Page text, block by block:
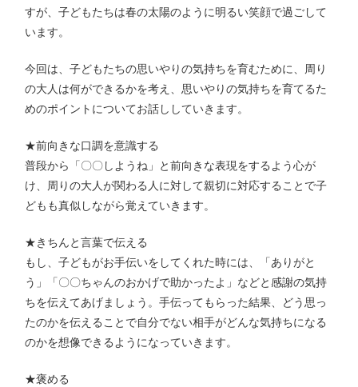
すが、子どもたちは春の太陽のように明るい笑顔で過ごして
います。
今回は、子どもたちの思いやりの気持ちを育むために、周り
の大人は何ができるかを考え、思いやりの気持ちを育てるた
めのポイントについてお話ししていきます。
★前向きな口調を意識する
普段から「〇〇しようね」と前向きな表現をするよう心が
け、周りの大人が関わる人に対して親切に対応することで子
どもも真似しながら覚えていきます。
★きちんと言葉で伝える
もし、子どもがお手伝いをしてくれた時には、「ありがと
う」「〇〇ちゃんのおかげで助かったよ」などと感謝の気持
ちを伝えてあげましょう。手伝ってもらった結果、どう思っ
たのかを伝えることで自分でない相手がどんな気持ちになる
のかを想像できるようになっていきます。
★褒める